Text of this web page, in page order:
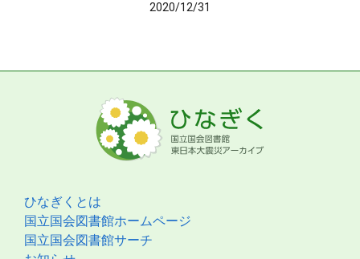
2020/12/31
ひなぎくとは
国立国会図書館ホームページ
国立国会図書館サーチ